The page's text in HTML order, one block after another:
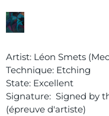
Artist: Léon Smets
Technique: Etching
State: Excellent
Signature: Signed by
(épreuve d'artiste)